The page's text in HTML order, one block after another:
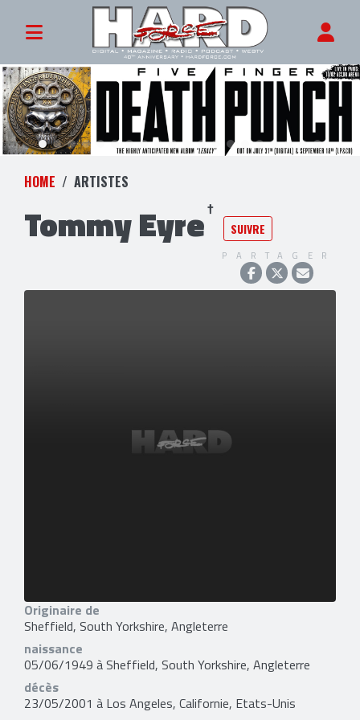
HOME ARTISTES
Tommy Eyre SUIVRE
PARTAGER
Originaire de
Sheffield, South Yorkshire, Angleterre
naissance
05/06/1949 à Sheffield, South Yorkshire, Angleterre
décès
23/05/2001 à Los Angeles, Californie, Etats-Unis